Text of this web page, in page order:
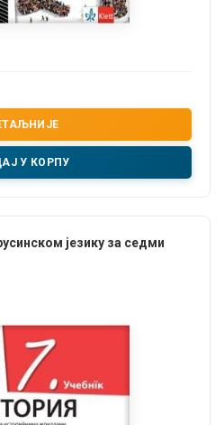
У КОРПУ
језику за седми